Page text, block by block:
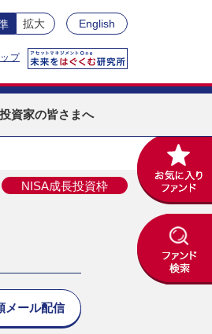
拡大 English
プ
資家の皆さまへ
NISA成長投資枠
メール配信